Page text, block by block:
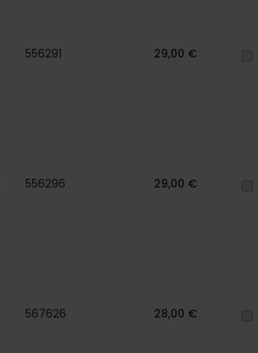
556291 29,00 €
556296 29,00 €
567626 28,00 €